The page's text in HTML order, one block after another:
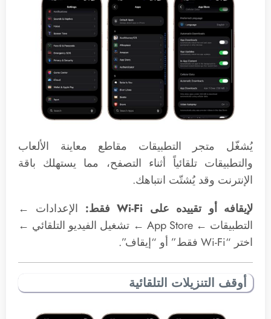
يُشغّل متجر التطبيقات مقاطع معاينة الألعاب
والتطبيقات تلقائياً أثناء التصفح، مما يستهلك باقة
الإنترنت وقد يُشتّت انتباهك.
لإيقافه أو تقييده على Wi-Fi فقط:
الإعدادات ←
التطبيقات ← App Store ← تشغيل الفيديو التلقائي ←
اختر “Wi-Fi فقط” أو “إيقاف”.
أوقف التنزيلات التلقائية